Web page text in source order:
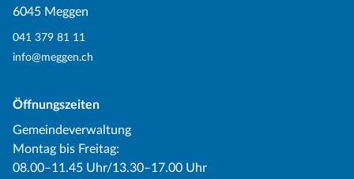
6045 Meggen
041 379 81 11
info@meggen.ch
Öffnungszeiten
Gemeindeverwaltung
Montag bis Freitag:
08.00–11.45 Uhr/13.30–17.00 Uhr